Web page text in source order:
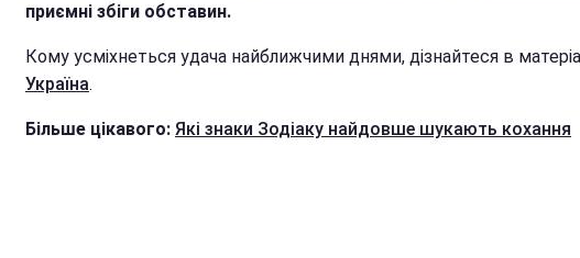
приємні збіги обставин.
Кому усміхнеться удача найближчими днями, дізнайтеся в
Україна.
Більше цікавого: Які знаки Зодіаку найдовше шукають кохання